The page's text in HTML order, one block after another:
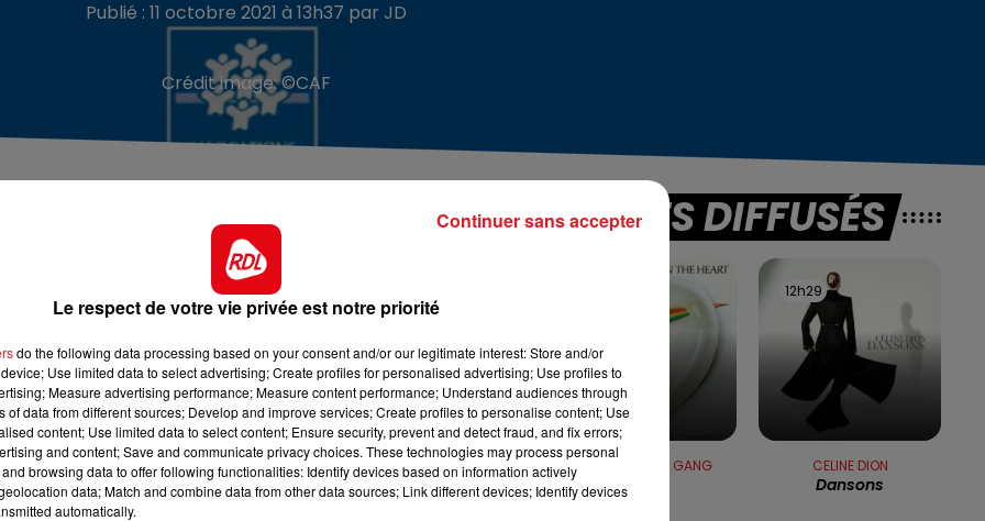
13h00 - 16h00
LES APRÈS-MIDI QUI CHANTENT
16h00 - 19h00
LE JUKEBOX RDL
Publié : 11 octobre 2021 à 13h37 par JD
Crédit image:©CAF
se sont plaints d'importantes difficultés de connexion
à leur espace personnel ce lundi. Des problèmes de
sont même retrouvés par accident sur l’espace
qui n’étaient pas les leurs. En conséquence, l’accès
que la situation soit réglée. La CAF assure que les
dans les meilleurs délais.
TITRES DIFFUSÉS
KOOL AND THE GANG
Fresh
12h29
12h29
CELINE DION
Dansons
Le respect de votre vie privée est notre priorité
do the following data processing based on your consent and/or our legitimate interest: Store and/or
Use limited data to select advertising; Create profiles for personalised advertising; Use profiles to
Measure advertising performance; Measure content performance; Understand audiences through
of data from different sources; Develop and improve services; Create profiles to personalise content; Use
content; Use limited data to select content; Ensure security, prevent and detect fraud, and fix errors;
and content; Save and communicate privacy choices. These technologies may process personal
browsing data to offer following functionalities: Identify devices based on information actively
data; Match and combine data from other data sources; Link different devices; Identify devices
automatically.
Continuer sans accepter